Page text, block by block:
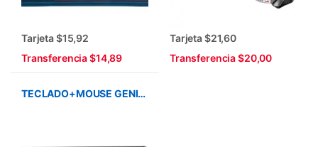
Tarjeta $15,92
Transferencia $14,89
Tarjeta $21,60
Transferencia $20,00
TECLADO+MOUSE GENIUS KM-8101 WIRELESS 2.4GHZ NEGRO